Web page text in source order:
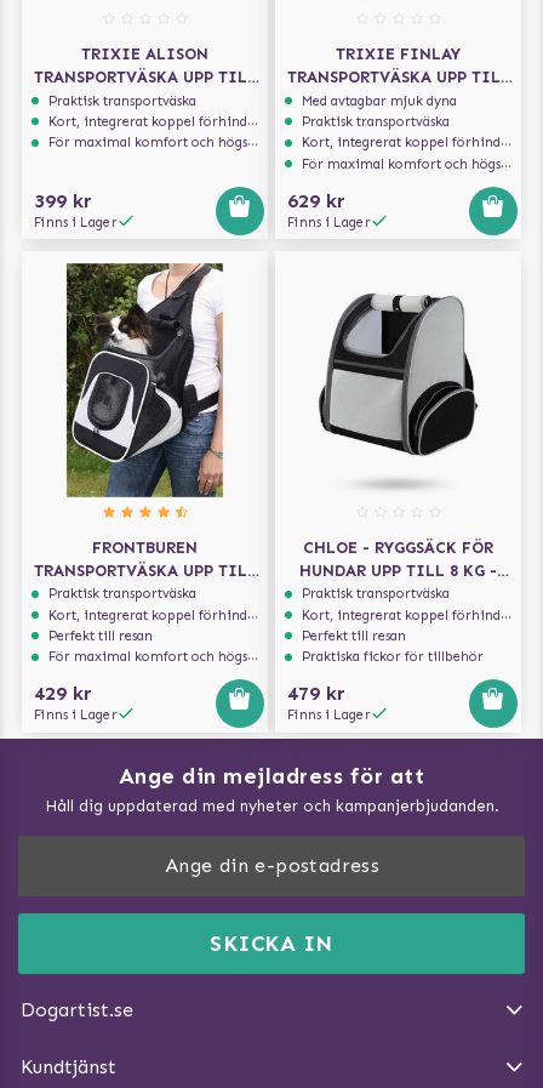
TRIXIE ALISON
TRANSPORTVÄSKA UPP TILL
8KG - GRÅ/BLÅ
Praktisk transportväska
Kort, integrerat koppel förhindrar att hunden hoppar ur
För maximal komfort och högsta säkerhet
399 kr
Finns i Lager
TRIXIE FINLAY
TRANSPORTVÄSKA UPP TILL
10KG
Med avtagbar mjuk dyna
Praktisk transportväska
Kort, integrerat koppel förhindrar att hunden hoppar ur
För maximal komfort och högsta säkerhet
629 kr
Finns i Lager
FRONTBUREN
TRANSPORTVÄSKA UPP TILL
10 KG
Praktisk transportväska
Kort, integrerat koppel förhindrar att hunden hoppar ur
Perfekt till resan
För maximal komfort och högsta säkerhet
429 kr
Finns i Lager
CHLOE - RYGGSÄCK FÖR
HUNDAR UPP TILL 8 KG -
LJUSGRÅ/SVART
Praktisk transportväska
Kort, integrerat koppel förhindrar att hunden hoppar ur
Perfekt till resan
Praktiska fickor för tillbehör
479 kr
Finns i Lager
Ange din mejladress för att
Håll dig uppdaterad med nyheter och kampanjerbjudanden.
SKICKA IN
Dogartist.se
DogArtist.se drivs av:
E-post:info@dogartist.se
Kundtjänst
Ångra Köp
Vad kan hundar äta?
Träna Nose Work hemma
Så gör du promenaden roligare